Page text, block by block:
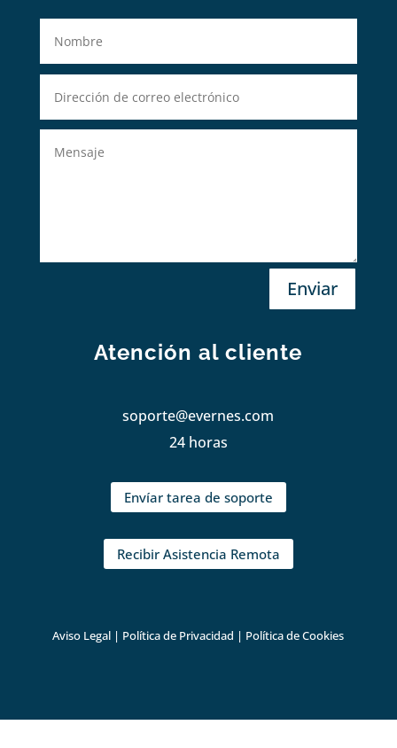
Enviar
Atención al cliente
soporte@evernes.com
24 horas
Envíar tarea de soporte
Recibir Asistencia Remota
Aviso Legal | Política de Privacidad | Política de Cookies